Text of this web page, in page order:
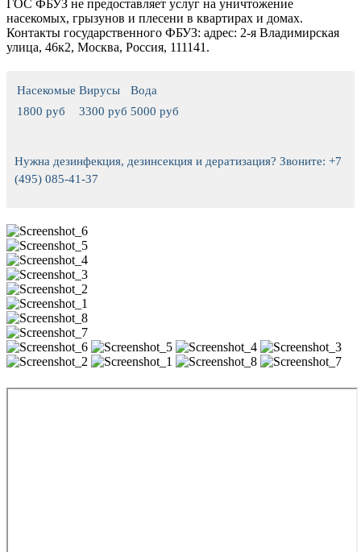
ГОС ФБУЗ не предоставляет услуг на уничтожение
насекомых, грызунов и плесени в квартирах и домах.
Контакты государственного ФБУЗ: адрес: 2-я Владимирская
улица, 46к2, Москва, Россия, 111141.
Насекомые Вирусы
Вода
1800 руб
3300 руб 5000 руб
Нужна дезинфекция, дезинсекция и дератизация? Звоните: +7
(495) 085-41-37